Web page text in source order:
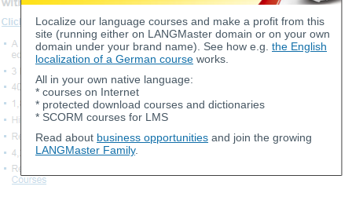
Localize our language courses and make a profit from this
site (running either on LANGMaster domain or on your own
domain under your brand name). See how e.g. the English
localization of a German course works.
All in your own native language:
* courses on Internet
* protected download courses and dictionaries
* SCORM courses for LMS
Read about business opportunities and join the growing
LANGMaster Family.